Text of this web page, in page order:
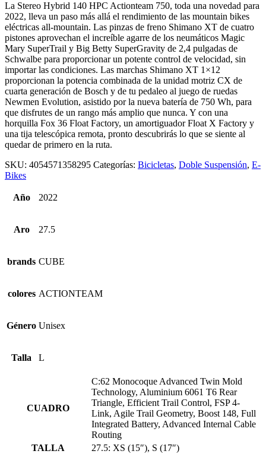
La Stereo Hybrid 140 HPC Actionteam 750, toda una novedad para
2022, lleva un paso más allá el rendimiento de las mountain bikes
eléctricas all-mountain. Las pinzas de freno Shimano XT de cuatro
pistones aprovechan el increíble agarre de los neumáticos Magic
Mary SuperTrail y Big Betty SuperGravity de 2,4 pulgadas de
Schwalbe para proporcionar un potente control de velocidad, sin
importar las condiciones. Las marchas Shimano XT 1×12
proporcionan la potencia combinada de la unidad motriz CX de
cuarta generación de Bosch y de tu pedaleo al juego de ruedas
Newmen Evolution, asistido por la nueva batería de 750 Wh, para
que disfrutes de un rango más amplio que nunca. Y con una
horquilla Fox 36 Float Factory, un amortiguador Float X Factory y
una tija telescópica remota, pronto descubrirás lo que se siente al
quedar de primero en la ruta.
SKU: 4054571358295 Categorías: Bicicletas, Doble Suspensión, E-
Bikes
Año 2022
Aro 27.5
brands CUBE
colores ACTIONTEAM
Género Unisex
Talla L
CUADRO
C:62 Monocoque Advanced Twin Mold
Technology, Aluminium 6061 T6 Rear
Triangle, Efficient Trail Control, FSP 4-
Link, Agile Trail Geometry, Boost 148, Full
Integrated Battery, Advanced Internal Cable
Routing
TALLA
27.5: XS (15″), S (17″)